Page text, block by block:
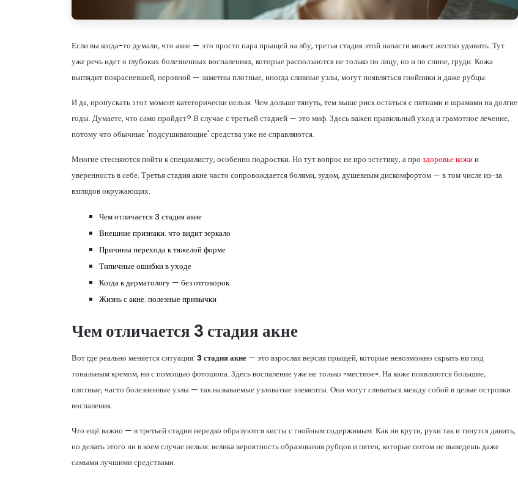
Если вы когда-то думали, что акне — это просто пара прыщей на лбу, третья стадия этой напасти может жестко удивить. Тут
уже речь идет о глубоких болезненных воспалениях, которые расползаются не только по лицу, но и по спине, груди. Кожа
выглядит покрасневшей, неровной — заметны плотные, иногда сливные узлы, могут появляться гнойники и даже рубцы.
И да, пропускать этот момент категорически нельзя. Чем дольше тянуть, тем выше риск остаться с пятнами и шрамами на долгие
годы. Думаете, что само пройдет? В случае с третьей стадией — это миф. Здесь важен правильный уход и грамотное лечение,
потому что обычные 'подсушивающие' средства уже не справляются.
Многие стесняются пойти к специалисту, особенно подростки. Но тут вопрос не про эстетику, а про здоровье кожии
уверенность в себе. Третья стадия акне часто сопровождается болями, зудом, душевным дискомфортом — в том числе из-за
взглядов окружающих.
Чем отличается 3 стадия акне
Внешние признаки: что видит зеркало
Причины перехода к тяжелой форме
Типичные ошибки в уходе
Когда к дерматологу — без отговорок
Жизнь с акне: полезные привычки
Чем отличается 3 стадия акне
Вот где реально меняется ситуация: 3 стадия акне — это взрослая версия прыщей, которые невозможно скрыть ни под
тональным кремом, ни с помощью фотошопа. Здесь воспаление уже не только «местное». На коже появляются большие,
плотные, часто болезненные узлы — так называемые узловатые элементы. Они могут сливаться между собой в целые островки
воспаления.
Что ещё важно — в третьей стадии нередко образуются кисты с гнойным содержимым. Как ни крути, руки так и тянутся давить,
но делать этого ни в коем случае нельзя: велика вероятность образования рубцов и пятен, которые потом не выведешь даже
самыми лучшими средствами.